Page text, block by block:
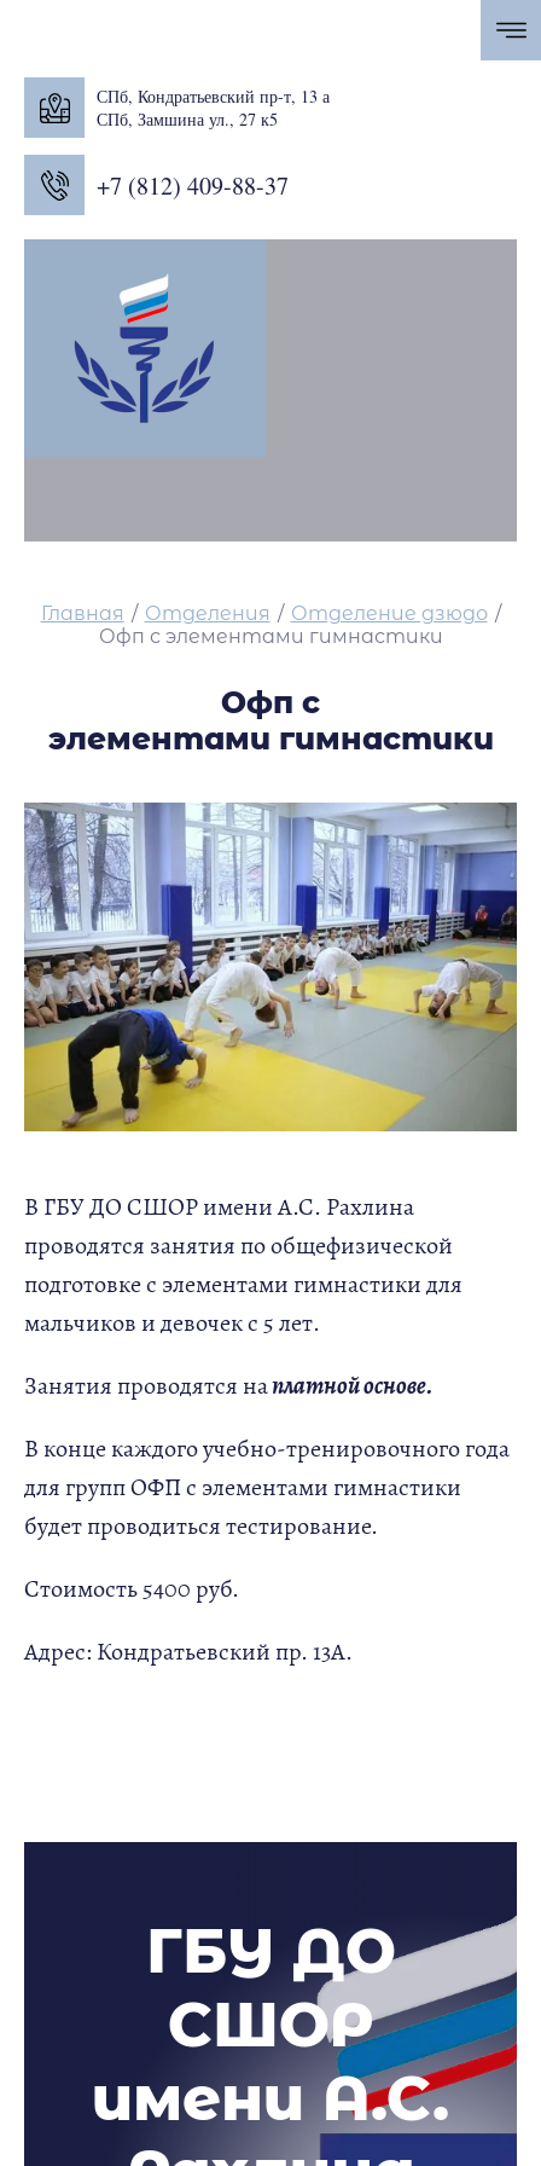
СПб, Кондратьевский пр-т, 13 а
СПб, Замшина ул., 27 к5
+7 (812) 409-88-37
Главная / Отделения / Отделение дзюдо /
Офп с элементами гимнастики
Офп с
элементами гимнастики
В ГБУ ДО СШОР имени А.С. Рахлина
проводятся занятия по общефизической
подготовке с элементами гимнастики для
мальчиков и девочек с 5 лет.
Занятия проводятся наплатной основе.
В конце каждого учебно-тренировочного года
для групп ОФП с элементами гимнастики
будет проводиться тестирование.
Стоимость 5400 руб.
Адрес: Кондратьевский пр. 13А.
ГБУ ДО
СШОР
имени А.С.